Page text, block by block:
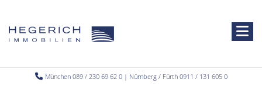
München 089 / 230 69 62 0 | Nürnberg / Fürth 0911 / 131 605 0